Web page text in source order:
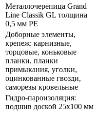
Металлочерепица Grand
Line Classik GL толщина
0,5 мм РЕ
Доборные элементы,
крепеж: карнизные,
торцовые, коньковые
планки, планки
примыкания, уголки,
оцинкованные гвозди,
саморезы кровельные
Гидро-пароизоляция:
подшив доской 25х100 мм